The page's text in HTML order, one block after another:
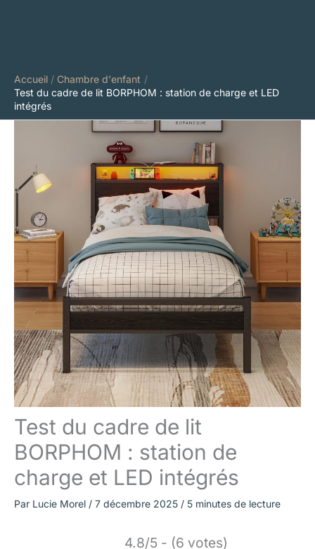
Accueil
Chambre d'enfant
Test du cadre de lit BORPHOM : station de charge et LED
intégrés
Test du cadre de lit
BORPHOM : station de
charge et LED intégrés
Par Lucie Morel / 7 décembre 2025 / 5 minutes de lecture
4.8/5 - (6 votes)